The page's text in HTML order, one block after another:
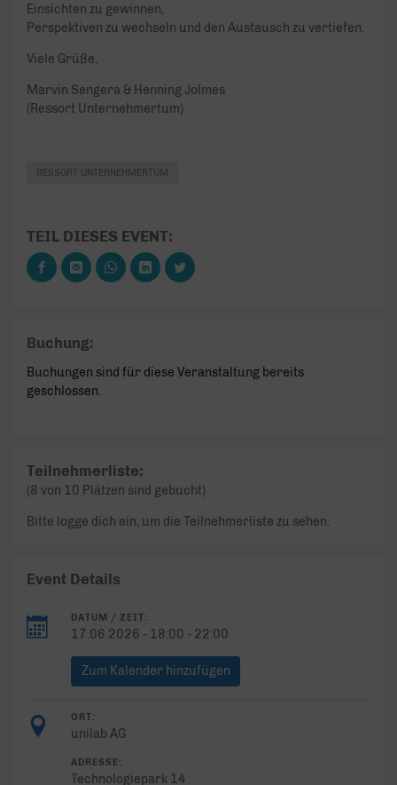
Einsichten zu gewinnen,
Perspektiven zu wechseln und den Austausch zu vertiefen.
Viele Grüße,
Marvin Sengera & Henning Jolmes
(Ressort Unternehmertum)
RESSORT UNTERNEHMERTUM
TEIL DIESES EVENT:
Buchung:
Buchungen sind für diese Veranstaltung bereits
geschlossen.
Teilnehmerliste:
(8 von 10 Plätzen sind gebucht)
Bitte logge dich ein, um die Teilnehmerliste zu sehen.
Event Details
DATUM / ZEIT:
17.06.2026 - 18:00 - 22:00
Zum Kalender hinzufügen
ORT:
unilab AG
ADRESSE:
Technologiepark 14